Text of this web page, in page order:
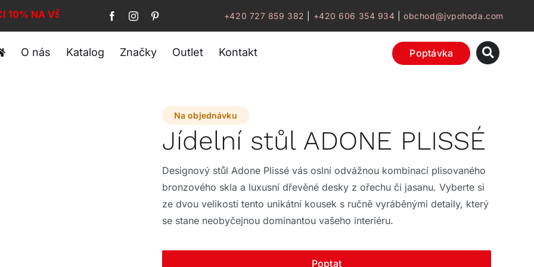
10% NA VŠE! +420 727 859 382 +420 606 354 934 |obchod@jvpohoda.com
O nás Katalog Značky Outlet Kontakt Poptávka
Na objednávku
Jídelní stůl ADONE PLISSÉ
Designový stůl Adone Plissé vás oslní odvážnou kombinací plisovaného
bronzového skla a luxusní dřevěné desky z ořechu či jasanu. Vyberte si
ze dvou velikostí tento unikátní kousek s ručně vyráběnými detaily, který
se stane neobyčejnou dominantou vašeho interiéru.
Poptat